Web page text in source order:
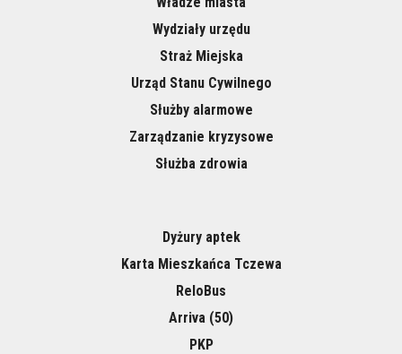
Wydziały urzędu
Straż Miejska
Urząd Stanu Cywilnego
Służby alarmowe
Zarządzanie kryzysowe
Służba zdrowia
Dyżury aptek
Karta Mieszkańca Tczewa
ReloBus
Arriva (50)
PKP